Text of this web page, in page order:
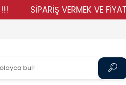
SİPARİŞ VERMEK VE